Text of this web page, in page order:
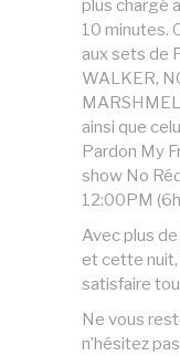
plus chargé
10 minutes.
aux sets de
WALKER,
ainsi que
Pardon My
show No
12:00PM
Avec plus
et cette nuit,
satisfaire
Ne vous
n’hésitez